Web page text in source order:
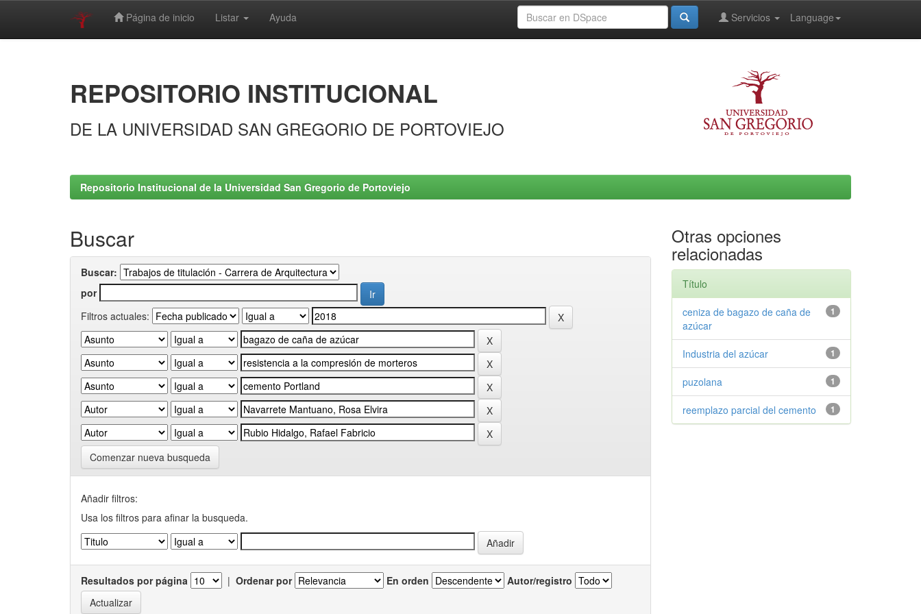
Página de inicio Listar Ayuda Language
Servicios
REPOSITORIO INSTITUCIONAL
DE LA UNIVERSIDAD SAN GREGORIO DE PORTOVIEJO
Repositorio Institucional de la Universidad San Gregorio de Portoviejo
Buscar
Buscar:
por
Filtros actuales:
Comenzar nueva busqueda
Añadir filtros:
Usa los filtros para afinar la busqueda.
Resultados por página | Ordenar por En orden Autor/registro
Otras opciones
relacionadas
Título
1
ceniza de bagazo de caña de
azúcar
1
Industria del azúcar
1
puzolana
1
reemplazo parcial del cemento